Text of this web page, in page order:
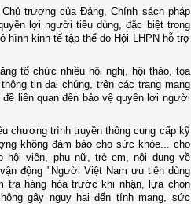
trương của Đảng, Chính sách pháp
lợi người tiêu dùng, đặc biệt trong
hình kinh tế tập thể do Hội LHPN hỗ trợ
tổ chức nhiều hội nghị, hội thảo, tọa
tin đại chúng, trên các trang mạng
liên quan đến bảo vệ quyền lợi người
chương trình truyền thông cung cấp kỹ
không đảm bảo cho sức khỏe... cho
hội viên, phụ nữ, trẻ em, nội dung về
động "Người Việt Nam ưu tiên dùng
tra hàng hóa trước khi nhận, lựa chọn
gây nguy hại đến tính mạng, sức